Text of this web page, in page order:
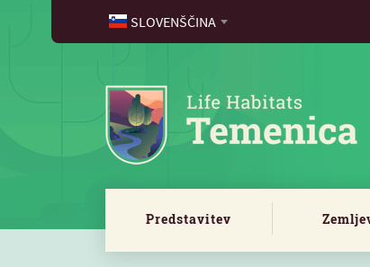
SLOVENŠČINA
Predstavitev